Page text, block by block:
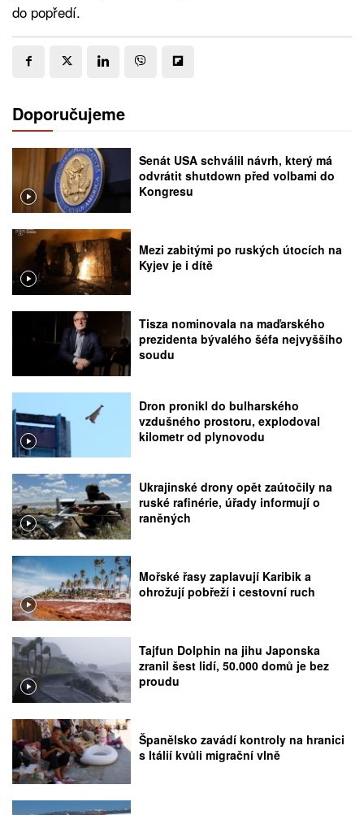
do popředí.
Doporučujeme
Senát USA schválil návrh, který má
odvrátit shutdown před volbami do
Kongresu
Mezi zabitými po ruských útocích na
Kyjev je i dítě
Tisza nominovala na maďarského
prezidenta bývalého šéfa nejvyššího
soudu
Dron pronikl do bulharského
vzdušného prostoru, explodoval
kilometr od plynovodu
Ukrajinské drony opět zaútočily na
ruské rafinérie, úřady informují o
raněných
Mořské řasy zaplavují Karibik a
ohrožují pobřeží i cestovní ruch
Tajfun Dolphin na jihu Japonska
zranil šest lidí, 50.000 domů je bez
proudu
Španělsko zavádí kontroly na hranici
s Itálií kvůli migrační vlně